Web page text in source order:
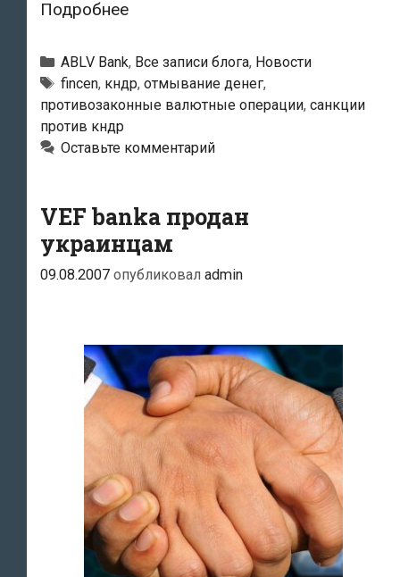
ПодробнееСША
латвийский
банк
ABLV
в
северокорейской
ядерной
программе
Рубрики
ABLV Bank, Все записи блога, Новости
Тэги
fincen, кндр, отмывание денег,
противозаконные валютные операции, санкции
против кндр
Оставьте комментарий
VEF banka продан
украинцам
09.08.2007 опубликовал admin